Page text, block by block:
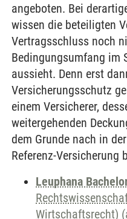
angeboten. Bei
wissen die beteiligten
Vertragsschluss noch
Bedingungsumfang im
aussieht. Denn erst
Versicherungsschutz
einem Versicherer,
weitergehenden
dem Grunde nach in
Referenz-Versicherung
Leuphana
Wirtschaftsrecht)